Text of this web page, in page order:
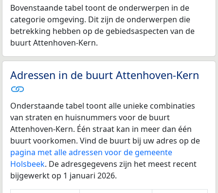
Bovenstaande tabel toont de onderwerpen in de
categorie omgeving. Dit zijn de onderwerpen die
betrekking hebben op de gebiedsaspecten van de
buurt Attenhoven-Kern.
Adressen in de buurt Attenhoven-Kern
Onderstaande tabel toont alle unieke combinaties
van straten en huisnummers voor de buurt
Attenhoven-Kern. Één straat kan in meer dan één
buurt voorkomen. Vind de buurt bij uw adres op de
pagina met alle adressen voor de gemeente
Holsbeek. De adresgegevens zijn het meest recent
bijgewerkt op 1 januari 2026.